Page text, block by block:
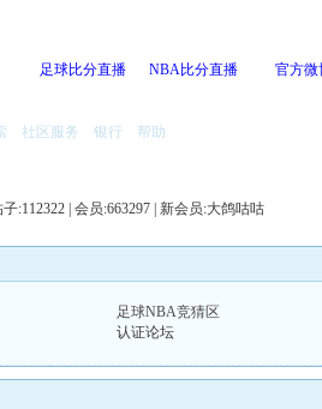
足球比分直播 NBA比分直播 官方微
社区服务 银行 帮助
:112322 | 会员:663297 | 新会员:大鸽咕咕
足球NBA竞猜区
认证论坛